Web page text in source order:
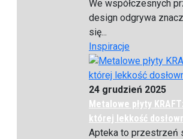
We współczesnych
design odgrywa
się...
Inspiracje
24 grudzień 2025
Metalowe płyty
której lekkość
Apteka to przestrzeń